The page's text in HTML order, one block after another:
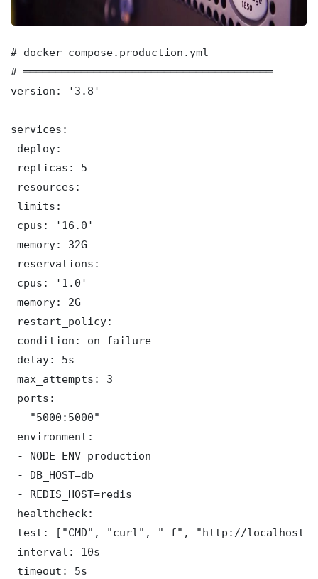
# docker-compose.production.yml
# ═══════════════════════════════════════
version: '3.8'
services:
deploy:
replicas: 5
resources:
limits:
cpus: '16.0'
memory: 32G
reservations:
cpus: '1.0'
memory: 2G
restart_policy:
condition: on-failure
delay: 5s
max_attempts: 3
ports:
- "5000:5000"
environment:
- NODE_ENV=production
- DB_HOST=db
- REDIS_HOST=redis
healthcheck:
test: ["CMD", "curl", "-f", "http://
interval: 10s
timeout: 5s